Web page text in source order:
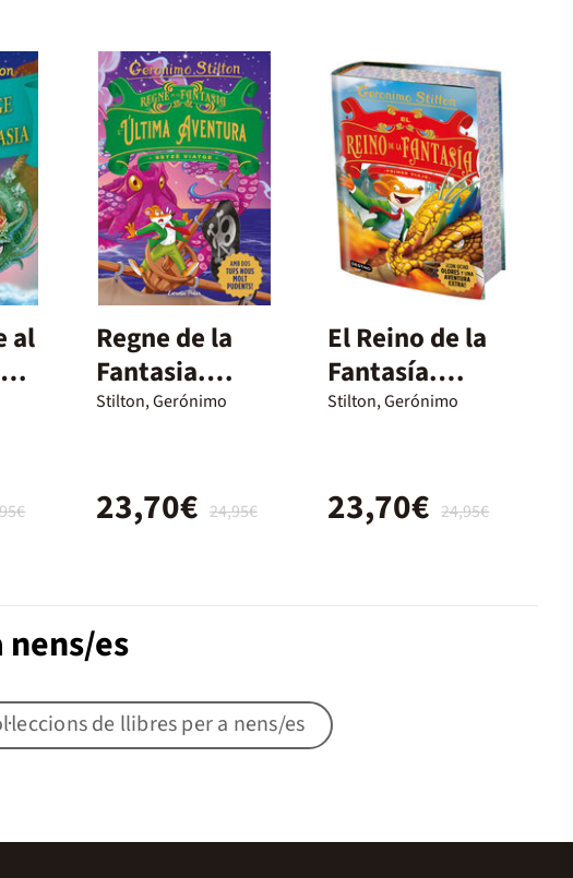
al
Regne de la
Fantasia.
L'última
Stilton, Gerónimo
24,95€
23,70€
El Reino de la
Fantasía.
Primer viaje
Stilton, Gerónimo
24,95€
23,70€
nens/es
de llibres per a nens/es